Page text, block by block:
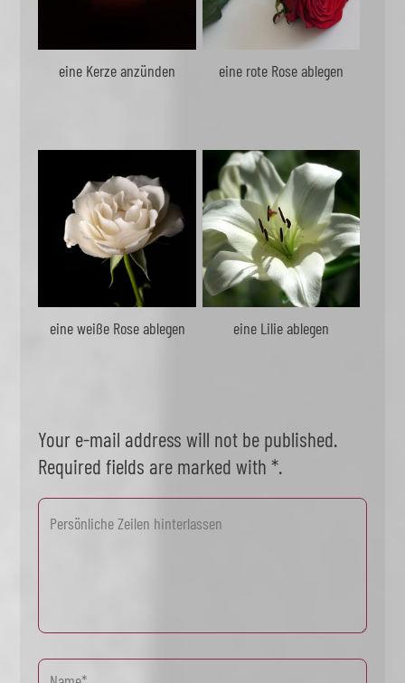
eine Kerze anzünden eine rote Rose ablegen
eine weiße Rose ablegen eine Lilie ablegen
Your e-mail address will not be published.
Required fields are marked with *.